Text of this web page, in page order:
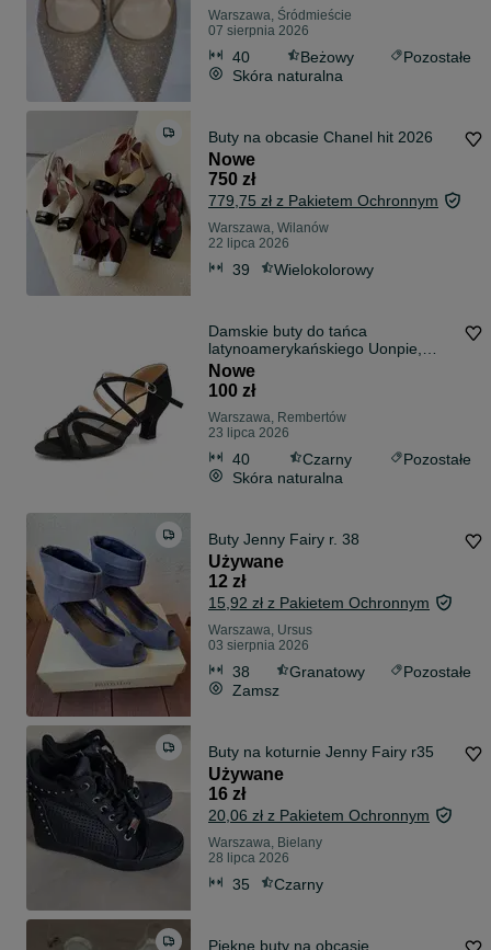
Warszawa, Śródmieście
07 sierpnia 2026
40 Beżowy
Pozostałe
Skóra naturalna
Buty na obcasie Chanel hit 2026
Nowe
750 zł
779,75 zł z Pakietem Ochronnym
Warszawa, Wilanów
22 lipca 2026
39 Wielokolorowy
Damskie buty do tańca
latynoamerykańskiego Uonpie,
skórzane, wygodne,
Nowe
100 zł
Warszawa, Rembertów
23 lipca 2026
40 Czarny
Pozostałe
Skóra naturalna
Buty Jenny Fairy r. 38
Używane
12 zł
15,92 zł z Pakietem Ochronnym
Warszawa, Ursus
03 sierpnia 2026
38 Granatowy
Pozostałe
Zamsz
Buty na koturnie Jenny Fairy r35
Używane
16 zł
20,06 zł z Pakietem Ochronnym
Warszawa, Bielany
28 lipca 2026
35 Czarny
Piękne buty na obcasie